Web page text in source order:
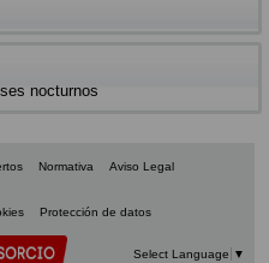
nocturnos
Normativa Aviso Legal
Protección de datos
Select Language ▼